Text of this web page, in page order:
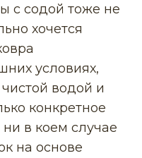
с содой тоже не
хочется
условиях,
водой и
конкретное
ни в коем случае
на основе